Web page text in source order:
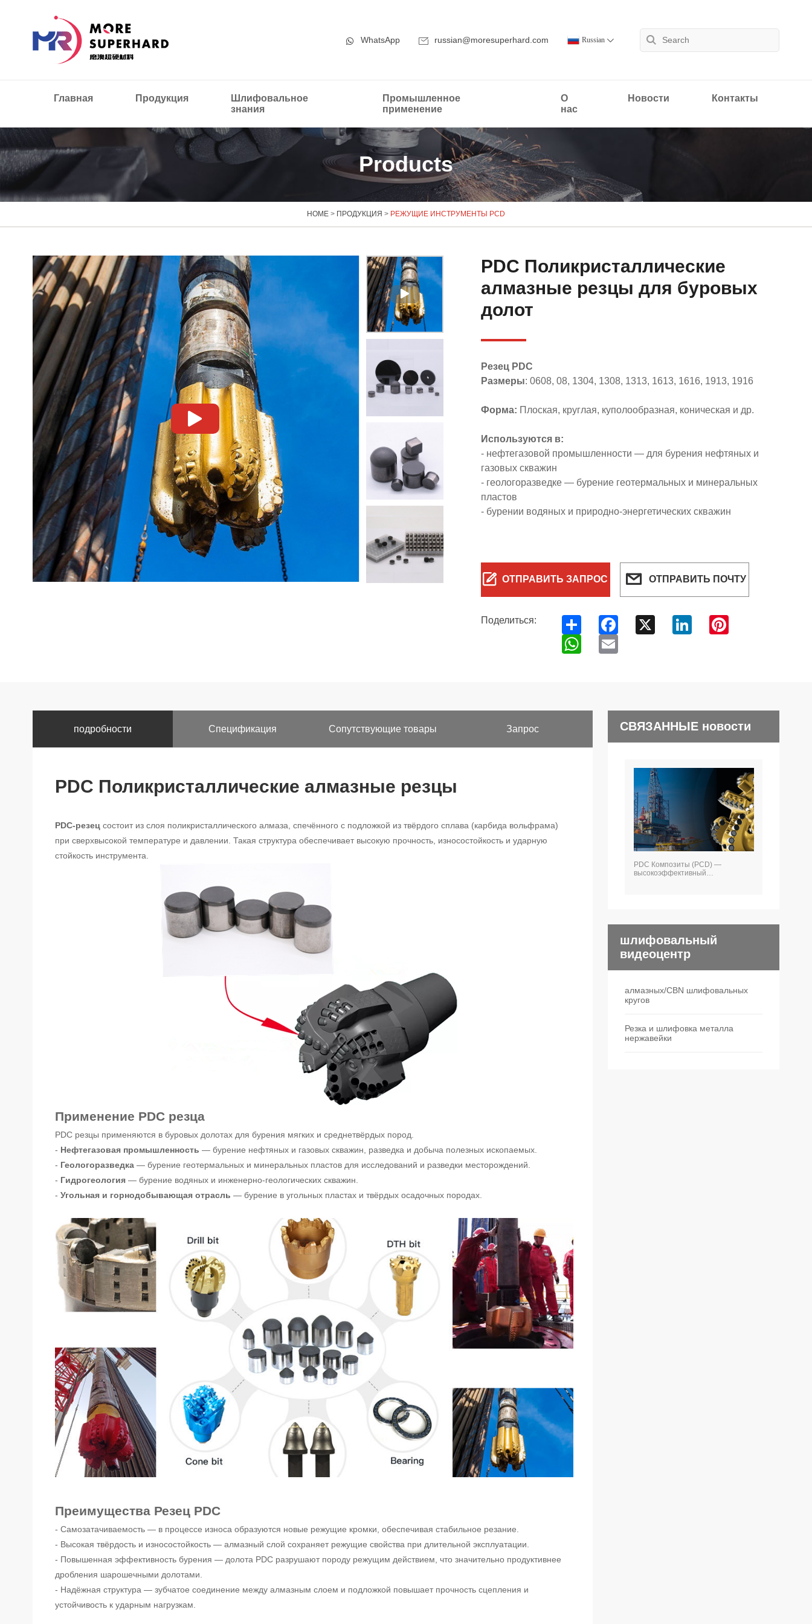
WhatsApp russian@moresuperhard.com Russian
Главная Продукция
Шлифовальное
знания
Промышленное
применение
О
нас
Новости Контакты
Products
HOME > ПРОДУКЦИЯ > РЕЖУЩИЕ ИНСТРУМЕНТЫ PCD
PDC Поликристаллические
алмазные резцы для буровых
долот
Резец PDC
Размеры: 0608, 08, 1304, 1308, 1313, 1613, 1616, 1913, 1916
Форма: Плоская, круглая, куполообразная, коническая и др.
Используются в:
- нефтегазовой промышленности — для бурения нефтяных и
газовых скважин
- геологоразведке — бурение геотермальных и минеральных
пластов
- бурении водяных и природно-энергетических скважин
ОТПРАВИТЬ ЗАПРОС ОТПРАВИТЬ ПОЧТУ
Поделиться: ShareFacebook
X LinkedInPinterest
WhatsApp
Email
подробности Спецификация Сопутствующие товары Запрос
PDC Поликристаллические алмазные резцы
PDC-резец состоит из слоя поликристаллического алмаза, спечённого с подложкой из твёрдого сплава (карбида вольфрама)
при сверхвысокой температуре и давлении. Такая структура обеспечивает высокую прочность, износостойкость и ударную
стойкость инструмента.
Применение PDC резца
PDC резцы применяются в буровых долотах для бурения мягких и среднетвёрдых пород.
- Нефтегазовая промышленность — бурение нефтяных и газовых скважин, разведка и добыча полезных ископаемых.
- Геологоразведка— бурение геотермальных и минеральных пластов для исследований и разведки месторождений.
- Гидрогеология— бурение водяных и инженерно-геологических скважин.
- Угольная и горнодобывающая отрасль — бурение в угольных пластах и твёрдых осадочных породах.
Преимущества Резец PDC
- Самозатачиваемость — в процессе износа образуются новые режущие кромки, обеспечивая стабильное резание.
- Высокая твёрдость и износостойкость — алмазный слой сохраняет режущие свойства при длительной эксплуатации.
- Повышенная эффективность бурения — долота PDC разрушают породу режущим действием, что значительно продуктивнее
дробления шарошечными долотами.
- Надёжная структура — зубчатое соединение между алмазным слоем и подложкой повышает прочность сцепления и
устойчивость к ударным нагрузкам.
СВЯЗАННЫЕ новости
PDC Композиты (PCD) —
высокоэффективный
шлифовальный
видеоцентр
алмазных/CBN шлифовальных
кругов
Резка и шлифовка металла
нержавейки